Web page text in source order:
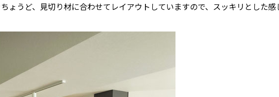
ょうど、見切り材に合わせてレイアウトしていますので、スッキリとした感